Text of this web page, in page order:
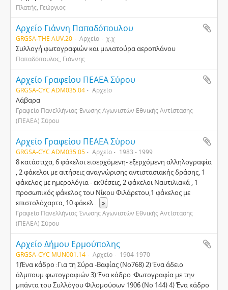
Πλατής, Γεώργιος
Αρχείο Γιάννη Παπαδόπουλου
GRGSA-THE AUV.20 Αρχείο χ.χ
Συλλογή φωτογραφιών και μινιατούρα αεροπλάνου
Παπαδόπουλος, Γιάννης
Αρχείο Γραφείου ΠΕΑΕΑ Σύρου
GRGSA-CYC ADM035.04 Αρχείο
Λάβαρα
Γραφείο Πανελλήνιας Ένωσης Αγωνιστών Εθνικής Αντίστασης
(ΠΕΑΕΑ) Σύρου
Αρχείο Γραφείου ΠΕΑΕΑ Σύρου
GRGSA-CYC ADM035.05 Αρχείο 1983 - 1999
8 κατάστιχα, 6 φάκελοι εισερχόμενη- εξερχόμενη αλληλογραφία
, 2 φάκελοι με αιτήσεις αναγνώρισης αντιστασιακής δράσης, 1
φάκελος με ημερολόγια - εκθέσεις, 2 φάκελοι Ναυτιλιακά , 1
προσωπικός φάκελος του Νίκου Φιλάρετου,1 φάκελος με
επιστολόχαρτα, 10 φάκελ... »
Γραφείο Πανελλήνιας Ένωσης Αγωνιστών Εθνικής Αντίστασης
(ΠΕΑΕΑ) Σύρου
Αρχείο Δήμου Ερμούπολης
GRGSA-CYC MUN001.14 Αρχείο 1904-1970
1)Ένα κάδρο :Για τη Σύρα -Βαφίας (Νο768) 2) Ένα άδειο
άλμπουμ φωτογραφιών 3) Ένα κάδρο :Φωτογραφία με την
μπάντα του Συλλόγου Φιλομούσων 1906 (Νο 144) 4) Ένα κάδρο